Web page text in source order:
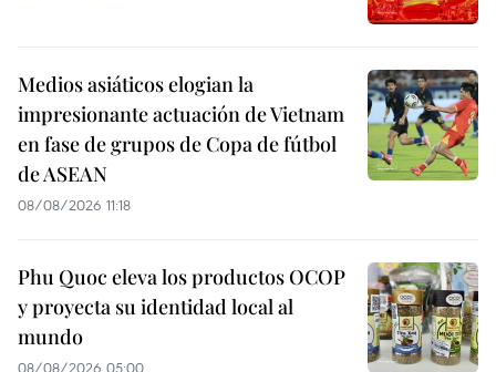
Medios asiáticos elogian la
impresionante actuación de Vietnam
en fase de grupos de Copa de fútbol
de ASEAN
08/08/2026 11:18
Phu Quoc eleva los productos OCOP
y proyecta su identidad local al
mundo
08/08/2026 05:00